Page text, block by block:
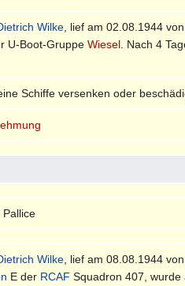
Wilke , lief am 02.08.1944
U-Boot-GruppeWiesel . Nach 4
Schiffe versenken oder
Wilke , lief am 08.08.1944
E der RCAF Squadron 407, wurde